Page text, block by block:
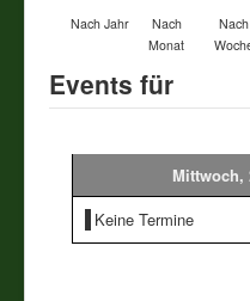
Nach Jahr
Nach
Monat
Nach
Events für
Mittwoch,
Keine Termine